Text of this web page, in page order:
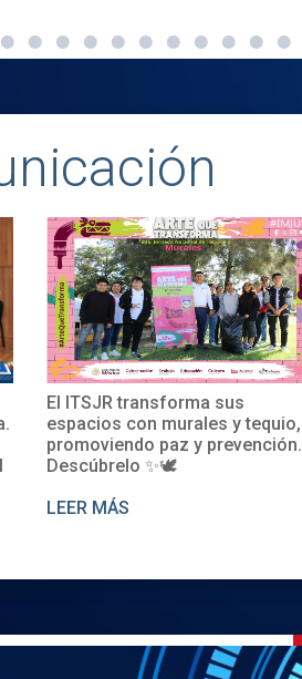
El ITSJR transforma sus
espacios con murales y tequio,
promoviendo paz y prevención.
Descúbrelo ✨🕊
LEER MÁS